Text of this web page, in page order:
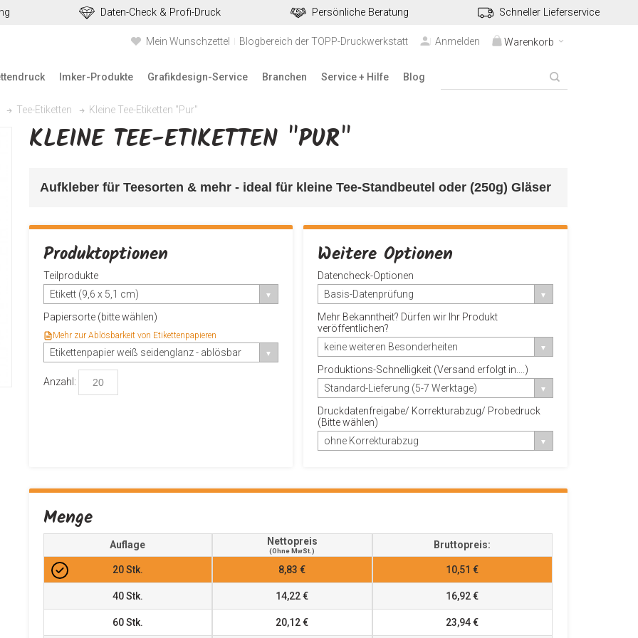
Daten-Check & Profi-Druck Persönliche Beratung Schneller Lieferservice
Warenkorb
Mein Wunschzettel Blogbereich der TOPP-Druckwerkstatt Anmelden
Imker-Produkte Grafikdesign-Service Branchen Service + Hilfe Blog
Tee-Etiketten Kleine Tee-Etiketten "Pur"
KLEINE TEE-ETIKETTEN "PUR"
Aufkleber für Teesorten & mehr - ideal für kleine Tee-Standbeutel oder (250g) Gläser
Produktoptionen
Teilprodukte
Etikett (9,6 x 5,1 cm)
Papiersorte (bitte wählen)
Mehr zur Ablösbarkeit von Etikettenpapieren
Etikettenpapier weiß seidenglanz - ablösbar
Anzahl:
Weitere Optionen
Datencheck-Optionen
Basis-Datenprüfung
Mehr Bekanntheit? Dürfen wir Ihr Produkt
veröffentlichen?
keine weiteren Besonderheiten
Produktions-Schnelligkeit (Versand erfolgt in....)
Standard-Lieferung (5-7 Werktage)
Druckdatenfreigabe/ Korrekturabzug/ Probedruck
(Bitte wählen)
ohne Korrekturabzug
Menge
Auflage Nettopreis
(ohne MwSt.)
Bruttopreis:
20Stk. 8,83 € 10,51 €
40Stk. 14,22 € 16,92 €
60Stk. 20,12 € 23,94 €